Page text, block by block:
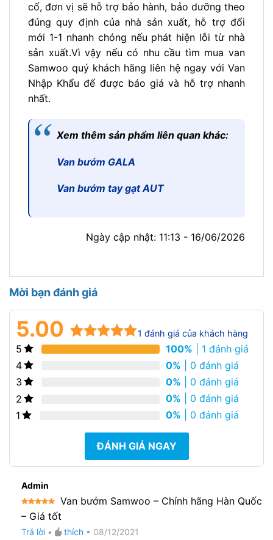
cố, đơn vị sẽ hỗ trợ bảo hành, bảo dưỡng theo
đúng quy định của nhà sản xuất, hỗ trợ đổi
mới 1-1 nhanh chóng nếu phát hiện lỗi từ nhà
sản xuất.Vì vậy nếu có nhu cầu tìm mua van
Samwoo quý khách hãng liên hệ ngay với Van
Nhập Khẩu để được báo giá và hỗ trợ nhanh
nhất.
Xem thêm sản phẩm liên quan khác:
Van bướm GALA
Van bướm tay gạt AUT
Ngày cập nhật: 11:13 - 16/06/2026
Mời bạn đánh giá
5.00 1 đánh giá của khách hàng
5 100% | 1 đánh giá
4
0% | 0 đánh giá
3
0% | 0 đánh giá
2
0% | 0 đánh giá
1
0% | 0 đánh giá
ĐÁNH GIÁ NGAY
Admin
Được xếp
hạng 55
Van bướm Samwoo – Chính hãng Hàn Quốc
– Giá tốt
Trả lời • thích • 08/12/2021